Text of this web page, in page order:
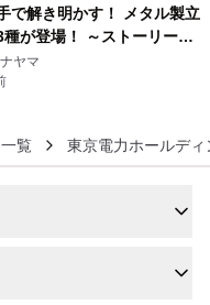
で解き明かす！ メタル製立
が登場！ ～ストーリーと
融合した 大人の体験型パズ
(金)12時より先行予約受付
ヤマ
覧 東京電力ホールデ